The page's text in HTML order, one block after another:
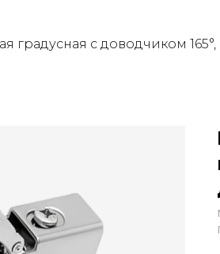
градусная с доводчиком